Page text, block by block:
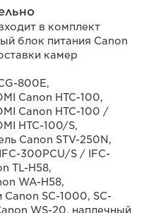
в комплект
блок питания Canon
камер
800E,
Canon HTC-100,
Canon HTC-100 /
HTC-100/S,
Canon STV-250N,
300PCU/S / IFC-
TL-H58,
WA-H58,
SC-1000, SC-
WS-20, наплечный